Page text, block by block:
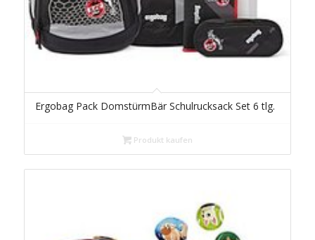
Ergobag Pack DomstürmBär Schulrucksack Set 6 tlg.
Produkt kaufen